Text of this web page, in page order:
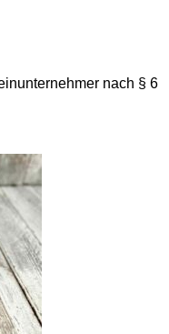
nach § 6